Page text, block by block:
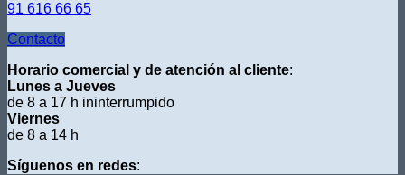
91 616 66 65
Contacto
Horario comercial y de atención al cliente:
Lunes a Jueves
de 8 a 17 h ininterrumpido
Viernes
de 8 a 14 h
Síguenos en redes: